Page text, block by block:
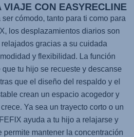
VIAJE CON EASYRECLINE
cómodo, tanto para ti como para
, los desplazamientos diarios son
gracias a su cuidada
y flexibilidad. La función
tu hijo se recueste y descanse
que el diseño del respaldo y el
crean un espacio acogedor y
Ya sea un trayecto corto o un
ayuda a tu hijo a relajarse y
permite mantener la concentración